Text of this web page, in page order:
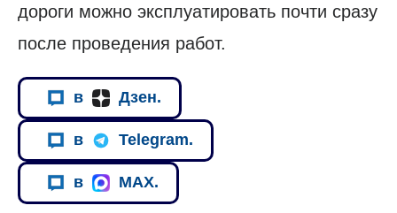
дороги можно эксплуатировать почти сразу
после проведения работ.
в Дзен.
в Telegram.
в MAX.